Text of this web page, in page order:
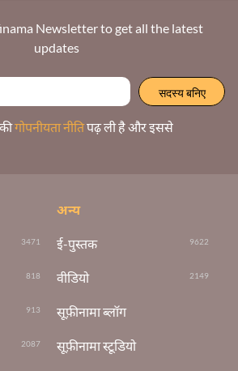
Newsletter to get all the latest
updates
गोपनीयता नीतिपढ़ ली है और इससे
3471
818
913
2087
अन्य
ई-पुस्तक 9622
वीडियो 2149
सूफ़ीनामा ब्लॉग
सूफ़ीनामा स्टूडियो